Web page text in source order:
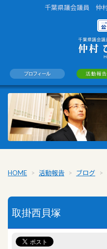
千葉県議会議員 仲村
HOME > 活動報告 > ブログ >
取掛西貝塚